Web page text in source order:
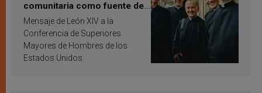
comunitaria como fuente de
inspiración y santificación
Mensaje de León XIV a la
Conferencia de Superiores
Mayores de Hombres de los
Estados Unidos